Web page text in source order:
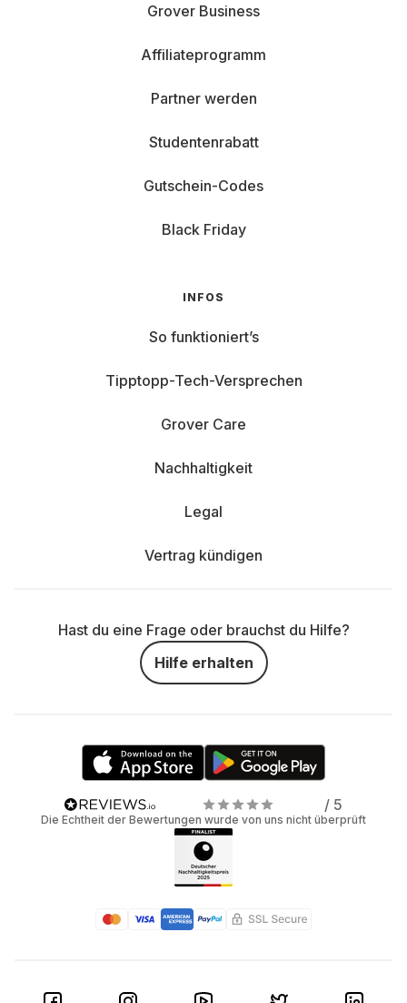
Grover Business
Affiliateprogramm
Partner werden
Studentenrabatt
Gutschein-Codes
Black Friday
INFOS
So funktioniert’s
Tipptopp-Tech-Versprechen
Grover Care
Nachhaltigkeit
Legal
Vertrag kündigen
Hast du eine Frage oder brauchst du Hilfe?
Hilfe erhalten
/ 5
Die Echtheit der Bewertungen wurde von uns nicht überprüft